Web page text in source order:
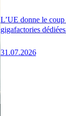
L’UE donne le coup
gigafactories
31.07.2026